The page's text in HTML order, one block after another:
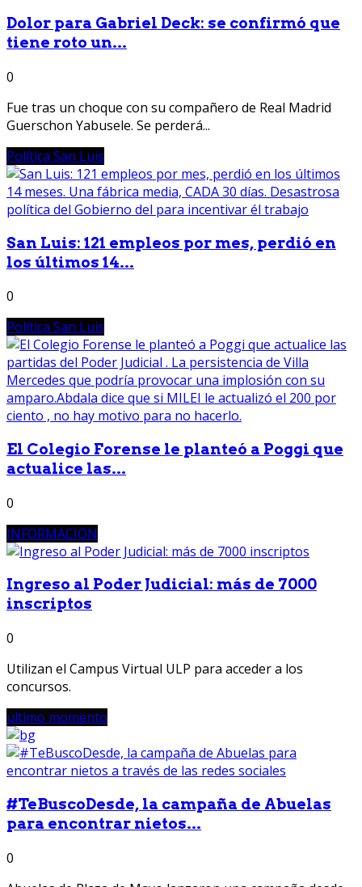
Dolor para Gabriel Deck: se confirmó que
tiene roto un...
0
Fue tras un choque con su compañero de Real Madrid
Guerschon Yabusele. Se perderá...
Política San Luis
San Luis: 121 empleos por mes, perdió en
los últimos 14...
0
Política San Luis
El Colegio Forense le planteó a Poggi que
actualice las...
0
INFORMACION
Ingreso al Poder Judicial: más de 7000
inscriptos
0
Utilizan el Campus Virtual ULP para acceder a los
concursos.
ultimo momento
#TeBuscoDesde, la campaña de Abuelas
para encontrar nietos...
0